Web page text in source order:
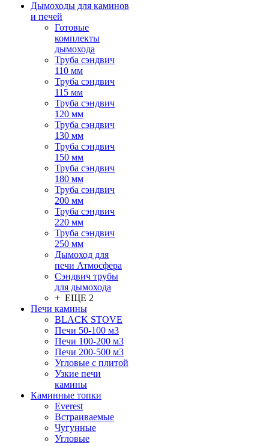
Дымоходы для каминов
и печей
Готовые
комплекты
дымохода
Труба сэндвич
110 мм
Труба сэндвич
115 мм
Труба сэндвич
120 мм
Труба сэндвич
130 мм
Труба сэндвич
150 мм
Труба сэндвич
180 мм
Труба сэндвич
200 мм
Труба сэндвич
220 мм
Труба сэндвич
250 мм
Дымоход для
печи Атмосфера
Сэндвич трубы
для дымохода
+ ЕЩЕ 2
Печи камины
BLACK STOVE
Печи 50-100 м3
Печи 100-200 м3
Печи 200-500 м3
Угловые с плитой
Узкие печи
камины
Каминные топки
Everest
Встраиваемые
Чугунные
Угловые